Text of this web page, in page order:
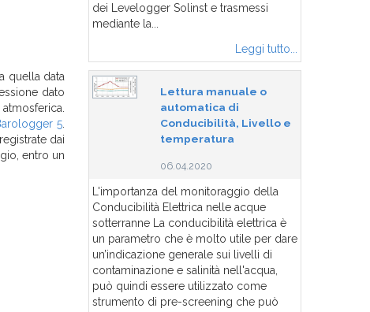
quella data
dato
5
dai
entro un
dei Levelogger Solinst e trasmessi
mediante la...
Leggi tutto...
Lettura manuale o
automatica di
Conducibilità, Livello e
temperatura
06.04.2020
L'importanza del monitoraggio della
Conducibilità Elettrica nelle acque
sotterranne La conducibilità elettrica è
un parametro che è molto utile per dare
un’indicazione generale sui livelli di
contaminazione e salinità nell'acqua,
può quindi essere utilizzato come
strumento di pre-screening che può